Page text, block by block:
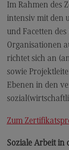
Im Rahmen des
intensiv mit den
und Facetten
Organisationen
richtet sich an
sowie
Ebenen in den
Zum
Soziale Arbeit in